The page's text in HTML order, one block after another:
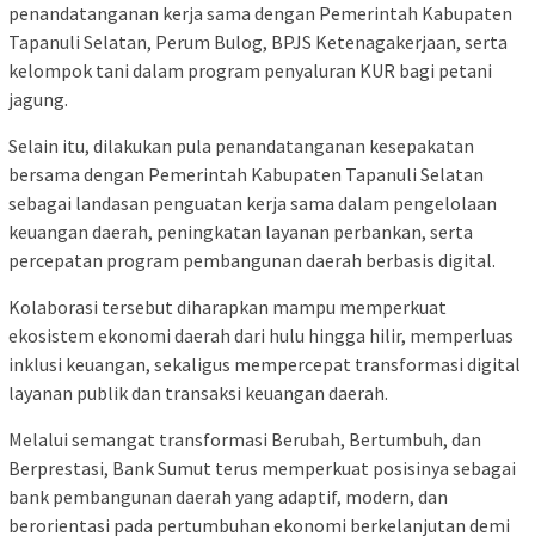
penandatanganan kerja sama dengan Pemerintah Kabupaten
Tapanuli Selatan, Perum Bulog, BPJS Ketenagakerjaan, serta
kelompok tani dalam program penyaluran KUR bagi petani
jagung.
Selain itu, dilakukan pula penandatanganan kesepakatan
bersama dengan Pemerintah Kabupaten Tapanuli Selatan
sebagai landasan penguatan kerja sama dalam pengelolaan
keuangan daerah, peningkatan layanan perbankan, serta
percepatan program pembangunan daerah berbasis digital.
Kolaborasi tersebut diharapkan mampu memperkuat
ekosistem ekonomi daerah dari hulu hingga hilir, memperluas
inklusi keuangan, sekaligus mempercepat transformasi digital
layanan publik dan transaksi keuangan daerah.
Melalui semangat transformasi Berubah, Bertumbuh, dan
Berprestasi, Bank Sumut terus memperkuat posisinya sebagai
bank pembangunan daerah yang adaptif, modern, dan
berorientasi pada pertumbuhan ekonomi berkelanjutan demi